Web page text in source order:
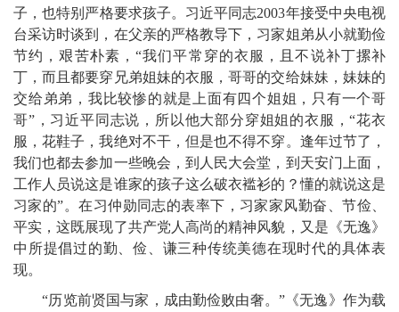
子，也特别严格要求孩子。习近平同志2003年接受中央电视
台采访时谈到，在父亲的严格教导下，习家姐弟从小就勤俭
节约，艰苦朴素，“我们平常穿的衣服，且不说补丁摞补
丁，而且都要穿兄弟姐妹的衣服，哥哥的交给妹妹，妹妹的
交给弟弟，我比较惨的就是上面有四个姐姐，只有一个哥
哥”，习近平同志说，所以他大部分穿姐姐的衣服，“花衣
服，花鞋子，我绝对不干，但是也不得不穿。逢年过节了，
我们也都去参加一些晚会，到人民大会堂，到天安门上面，
工作人员说这是谁家的孩子这么破衣褴衫的？懂的就说这是
习家的”。在习仲勋同志的表率下，习家家风勤奋、节俭、
平实，这既展现了共产党人高尚的精神风貌，又是《无逸》
中所提倡过的勤、俭、谦三种传统美德在现时代的具体表
现。
“历览前贤国与家，成由勤俭败由奢。”《无逸》作为载